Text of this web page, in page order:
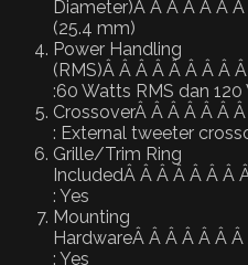
Diameter)Â Â Â Â Â Â
(25.4 mm)
Power Handling
(RMS)Â Â Â Â Â Â Â Â
:60 Watts RMS dan
CrossoverÂ Â Â Â Â Â
: External tweeter
Grille/Trim Ring
IncludedÂ Â Â Â Â Â Â
: Yes
Mounting
HardwareÂ Â Â Â Â Â
: Yes